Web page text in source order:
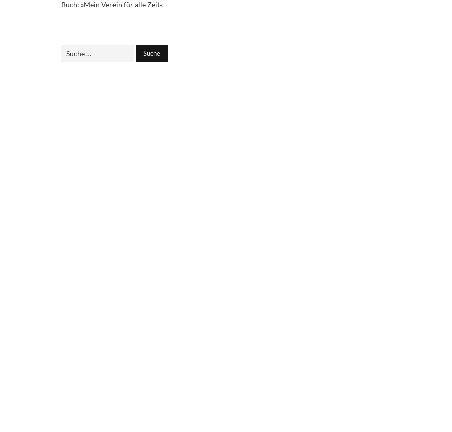
Buch: »Mein Verein für alle Zeit«